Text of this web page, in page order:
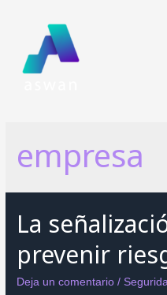
contenido
empresa
La
prevenir
Deja un comentario /